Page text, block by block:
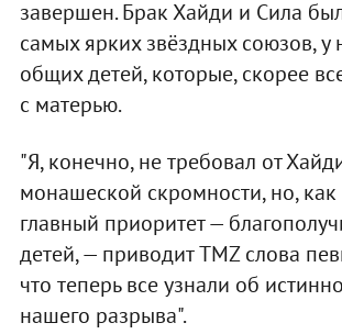
завершен. Брак Хайди и Сила
самых ярких звёздных союзов, у
общих детей, которые, скорее
с матерью.
"Я, конечно, не требовал от
монашеской скромности, но, как
главный приоритет —
детей, — приводит TMZ слова
что теперь все узнали об
нашего разрыва".